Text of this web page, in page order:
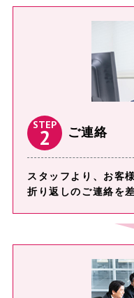
STEP
2 ご連絡
スタッフより、お客
折り返しのご連絡を